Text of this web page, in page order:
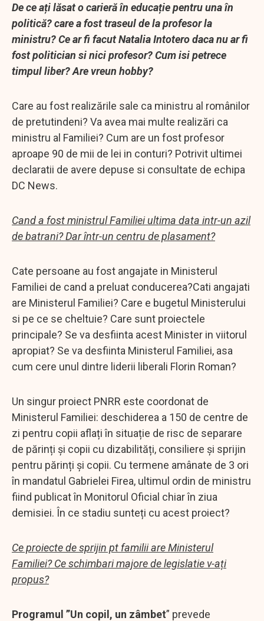
De ce ați lăsat o carieră în educație pentru una în
politică? care a fost traseul de la profesor la
ministru? Ce ar fi facut Natalia Intotero daca nu ar fi
fost politician si nici profesor? Cum isi petrece
timpul liber? Are vreun hobby?
Care au fost realizările sale ca ministru al românilor
de pretutindeni? Va avea mai multe realizări ca
ministru al Familiei? Cum are un fost profesor
aproape 90 de mii de lei in conturi? Potrivit ultimei
declaratii de avere depuse si consultate de echipa
DC News.
Cand a fost ministrul Familiei ultima data intr-un azil
de batrani? Dar într-un centru de plasament?
Cate persoane au fost angajate in Ministerul
Familiei de cand a preluat conducerea?Cati angajati
are Ministerul Familiei? Care e bugetul Ministerului
si pe ce se cheltuie? Care sunt proiectele
principale? Se va desfiinta acest Minister in viitorul
apropiat? Se va desfiinta Ministerul Familiei, asa
cum cere unul dintre liderii liberali Florin Roman?
Un singur proiect PNRR este coordonat de
Ministerul Familiei: deschiderea a 150 de centre de
zi pentru copii aflați în situație de risc de separare
de părinți și copii cu dizabilități, consiliere și sprijin
pentru părinți și copii. Cu termene amânate de 3 ori
în mandatul Gabrielei Firea, ultimul ordin de ministru
fiind publicat în Monitorul Oficial chiar în ziua
demisiei. În ce stadiu sunteți cu acest proiect?
Ce proiecte de sprijin pt familii are Ministerul
Familiei? Ce schimbari majore de legislatie v-ați
propus?
Programul ”Un copil, un zâmbet” prevede